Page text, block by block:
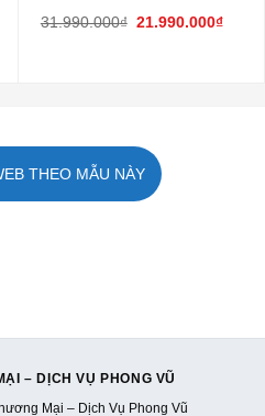
31.990.000₫ 21.990.000₫
– DỊCH VỤ PHONG VŨ
Mại – Dịch Vụ Phong Vũ
THEO MẪU NÀY